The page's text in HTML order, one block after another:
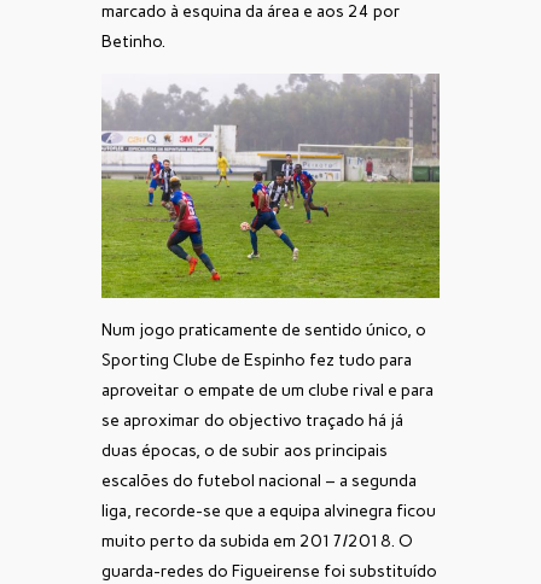
marcado à esquina da área e aos 24 por
Betinho.
Num jogo praticamente de sentido único, o
Sporting Clube de Espinho fez tudo para
aproveitar o empate de um clube rival e para
se aproximar do objectivo traçado há já
duas épocas, o de subir aos principais
escalões do futebol nacional – a segunda
liga, recorde-se que a equipa alvinegra ficou
muito perto da subida em 2017/2018. O
guarda-redes do Figueirense foi substituído